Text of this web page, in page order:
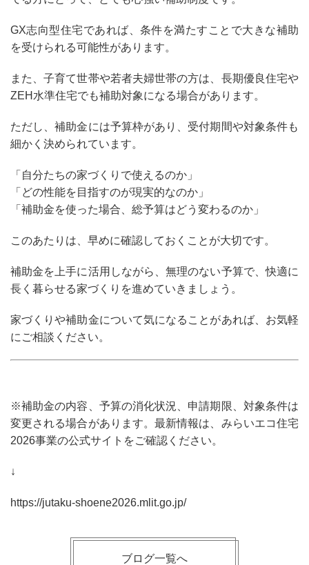
GX志向型住宅であれば、条件を満たすことで大きな補助
を受けられる可能性があります。
また、子育て世帯や若者夫婦世帯の方は、長期優良住宅や
ZEH水準住宅でも補助対象になる場合があります。
ただし、補助金には予算枠があり、受付期間や対象条件も
細かく決められています。
「自分たちの家づくりで使えるのか」
「どの性能を目指すのが現実的なのか」
「補助金を使った場合、総予算はどう変わるのか」
このあたりは、早めに確認しておくことが大切です。
補助金を上手に活用しながら、無理のない予算で、快適に
長く暮らせる家づくりを進めていきましょう。
家づくりや補助金について気になることがあれば、お気軽
にご相談ください。
※補助金の内容、予算の消化状況、申請期限、対象条件は
変更される場合があります。最新情報は、みらいエコ住宅
2026事業の公式サイトをご確認ください。
↓
https://jutaku-shoene2026.mlit.go.jp/
ブログ一覧へ